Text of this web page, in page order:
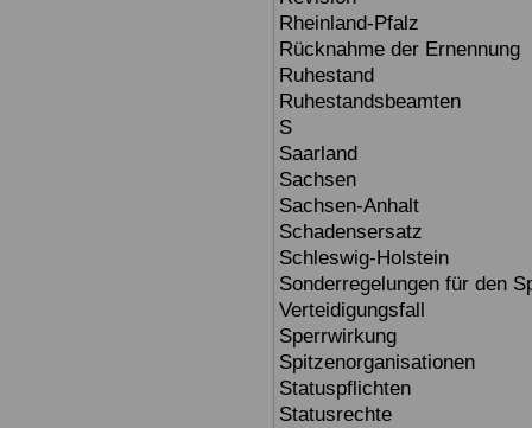
Rheinland-Pfalz
Rücknahme der Ernennung
Ruhestand
Ruhestandsbeamten
S
Saarland
Sachsen
Sachsen-Anhalt
Schadensersatz
Schleswig-Holstein
Sonderregelungen für den
Verteidigungsfall
Sperrwirkung
Spitzenorganisationen
Statuspflichten
Statusrechte